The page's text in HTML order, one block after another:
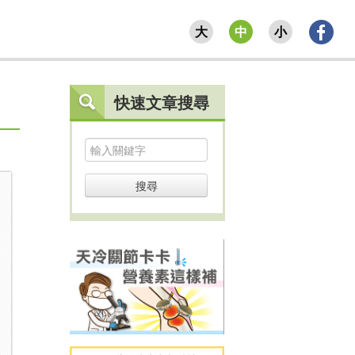
大 中 小
快速文章搜尋
搜尋